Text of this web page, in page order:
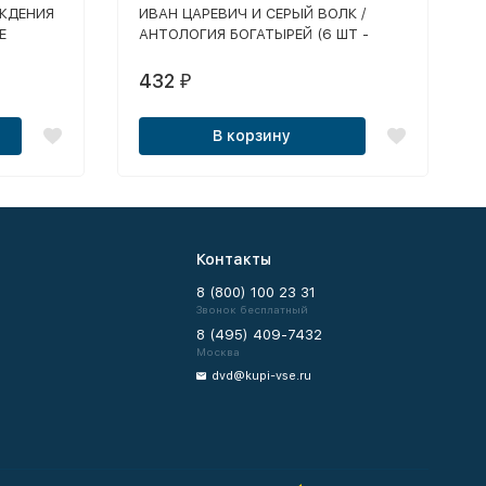
ИВАН ЦАРЕВИЧ И СЕРЫЙ ВОЛК /
АНТОЛОГИЯ БОГАТЫРЕЙ (6 ШТ -
ПОПОВИЧ, ДОБРЫНЯ НИКИТИЧ И
ЧЕБУРАШКА: УШАСТЫЕ ИСТОРИИ /
ТРОЕ ИЗ ПРОСТОКВАШИНО: НОВЫЙ
ГОД / ПОПУГАЙ КЕША: ТАИТИ
432 ₽
В корзину
Контакты
8 (800) 100 23 31
Звонок бесплатный
8 (495) 409-7432
Москва
dvd@kupi-vse.ru